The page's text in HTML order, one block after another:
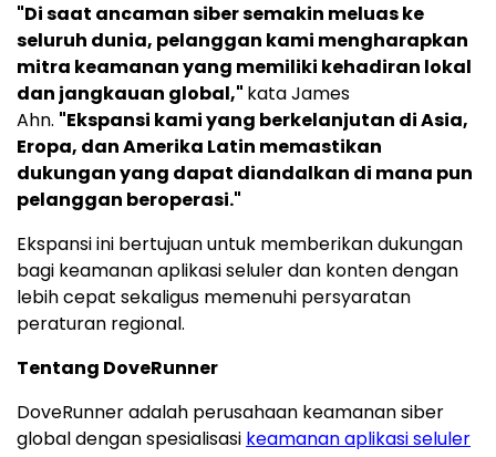
"Di saat ancaman siber semakin meluas ke
seluruh dunia, pelanggan kami mengharapkan
mitra keamanan yang memiliki kehadiran lokal
dan jangkauan global," kata James
Ahn. "Ekspansi kami yang berkelanjutan di Asia,
Eropa, dan Amerika Latin memastikan
dukungan yang dapat diandalkan di mana pun
pelanggan beroperasi."
Ekspansi ini bertujuan untuk memberikan dukungan
bagi keamanan aplikasi seluler dan konten dengan
lebih cepat sekaligus memenuhi persyaratan
peraturan regional.
Tentang DoveRunner
DoveRunner adalah perusahaan keamanan siber
global dengan spesialisasi keamanan aplikasi seluler